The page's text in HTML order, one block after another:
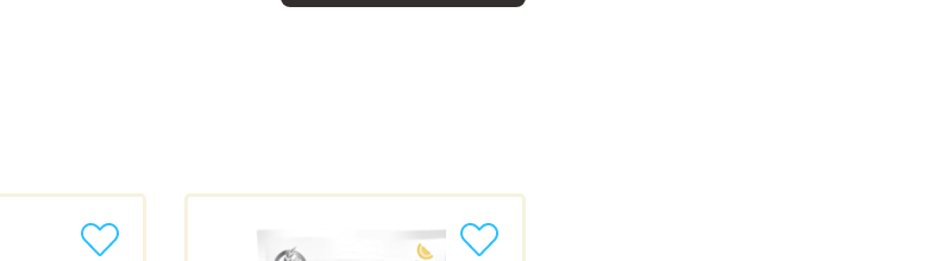
Ajouter le produit à ma liste Ajouter le produit à ma liste